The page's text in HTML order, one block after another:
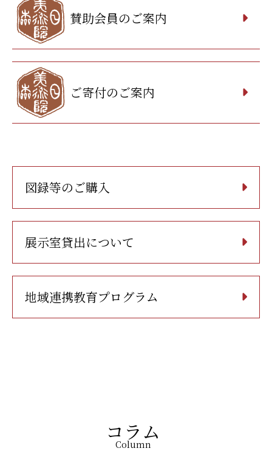
賛助会員のご案内
ご寄付のご案内
図録等のご購入
展示室貸出について
地域連携教育プログラム
コラム
Column